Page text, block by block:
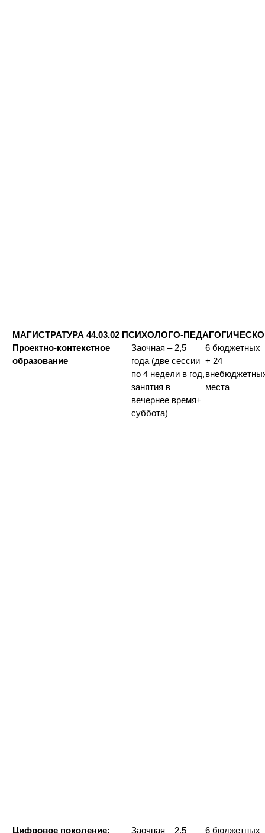
МАГИСТРАТУРА 44.03.02 ПСИХОЛОГО-
Проектно-контекстное
образование
Заочная – 2,5
года (две сессии
по 4 недели в год,
занятия в
вечернее время+
суббота)
6 бюджетных
+ 24
места
Цифровое поколение: Заочная – 2,5 6 бюджетных